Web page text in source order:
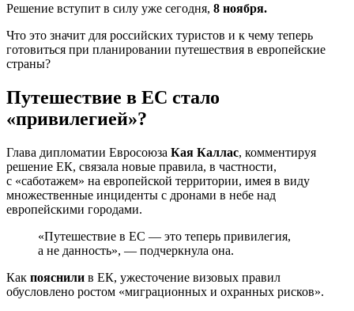
Решение вступит в силу уже сегодня, 8 ноября.
Что это значит для российских туристов и к чему теперь
готовиться при планировании путешествия в европейские
страны?
Путешествие в ЕС стало
«привилегией»?
Глава дипломатии Евросоюза Кая Каллас, комментируя
решение ЕК, связала новые правила, в частности,
с «саботажем» на европейской территории, имея в виду
множественные инциденты с дронами в небе над
европейскими городами.
«Путешествие в ЕС — это теперь привилегия,
а не данность», — подчеркнула она.
Как пояснили в ЕК, ужесточение визовых правил
обусловлено ростом «миграционных и охранных рисков».